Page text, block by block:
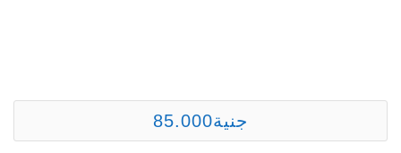
85.000جنية